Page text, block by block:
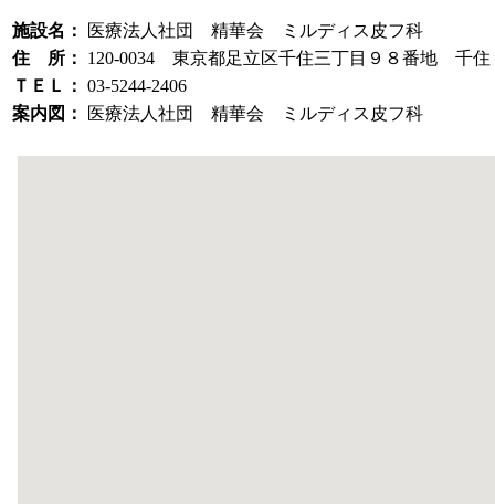
施設名：
医療法人社団 精華会 ミルディス皮フ科
住 所：
120-0034 東京都足立区千住三丁目９８番地 千
ＴＥＬ： 03-5244-2406
案内図：
医療法人社団 精華会 ミルディス皮フ科